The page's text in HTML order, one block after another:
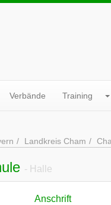
Verbände Training
Landkreis Cham
- Halle
Anschrift